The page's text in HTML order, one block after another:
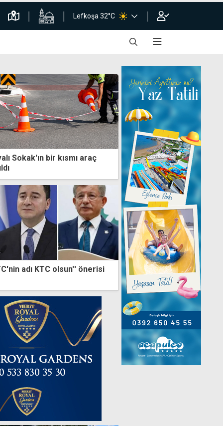
Lefkoşa 32°C
Sokak'ın bir kısmı araç
adı KTC olsun'' önerisi